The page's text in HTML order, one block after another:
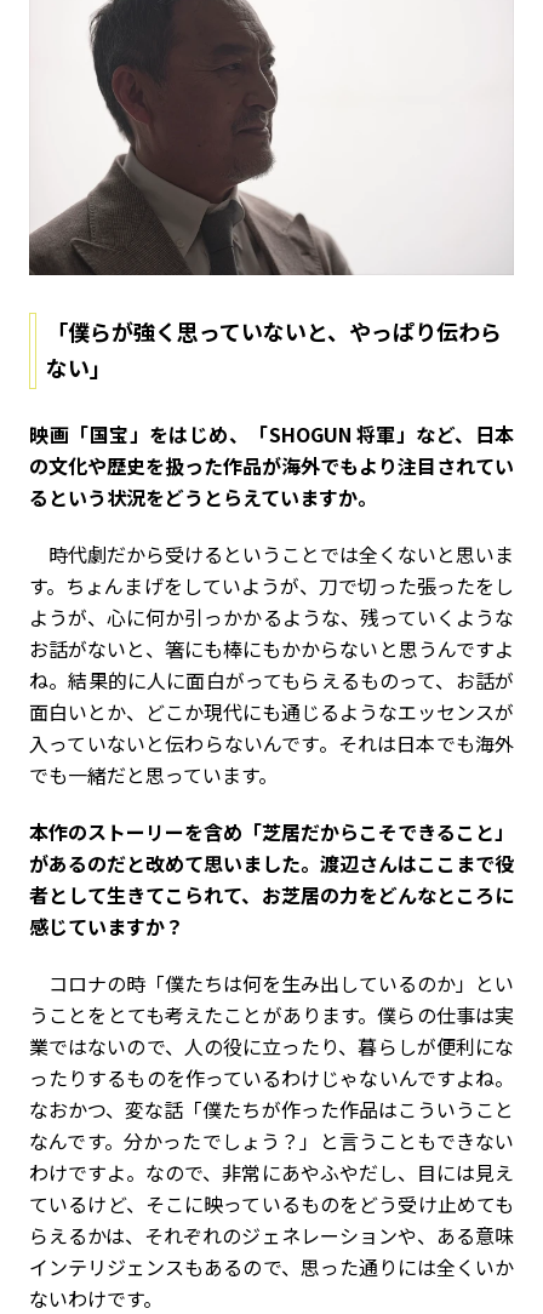
「僕らが強く思っていないと、やっぱり伝わら
ない」
――映画「国宝」をはじめ、「SHOGUN 将軍」など、日本
の文化や歴史を扱った作品が海外でもより注目されてい
るという状況をどうとらえていますか。
時代劇だから受けるということでは全くないと思いま
す。ちょんまげをしていようが、刀で切った張ったをし
ようが、心に何か引っかかるような、残っていくような
お話がないと、箸にも棒にもかからないと思うんですよ
ね。結果的に人に面白がってもらえるものって、お話が
面白いとか、どこか現代にも通じるようなエッセンスが
入っていないと伝わらないんです。それは日本でも海外
でも一緒だと思っています。
――本作のストーリーを含め「芝居だからこそできること」
があるのだと改めて思いました。渡辺さんはここまで役
者として生きてこられて、お芝居の力をどんなところに
感じていますか？
コロナの時「僕たちは何を生み出しているのか」とい
うことをとても考えたことがあります。僕らの仕事は実
業ではないので、人の役に立ったり、暮らしが便利にな
ったりするものを作っているわけじゃないんですよね。
なおかつ、変な話「僕たちが作った作品はこういうこと
なんです。分かったでしょう？」と言うこともできない
わけですよ。なので、非常にあやふやだし、目には見え
ているけど、そこに映っているものをどう受け止めても
らえるかは、それぞれのジェネレーションや、ある意味
インテリジェンスもあるので、思った通りには全くいか
ないわけです。